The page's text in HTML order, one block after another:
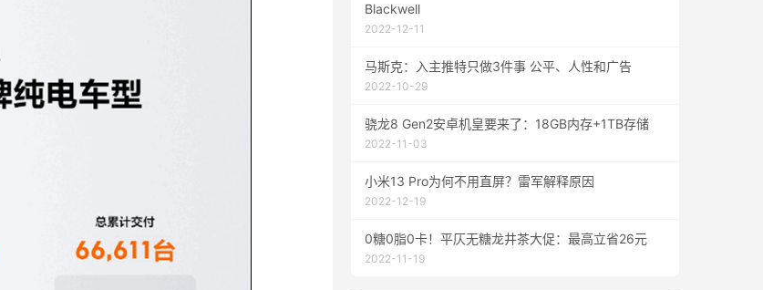
Blackwell
2022-12-11
马斯克：入主推特只做3件事 公平、人性和广告
2022-10-29
骁龙8 Gen2安卓机皇要来了：18GB内存+1TB存储
2022-11-03
小米13 Pro为何不用直屏？雷军解释原因
2022-12-19
0糖0脂0卡！平仄无糖龙井茶大促：最高立省26元
2022-11-19